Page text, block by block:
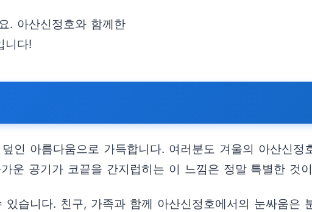
. 아산신정호와 함께한
니다!
인 아름다움으로 가득합니다. 여러분도 겨울의 아산신정
운 공기가 코끝을 간지럽히는 이 느낌은 정말 특별한 것
습니다. 친구, 가족과 함께 아산신정호에서의 눈싸움은